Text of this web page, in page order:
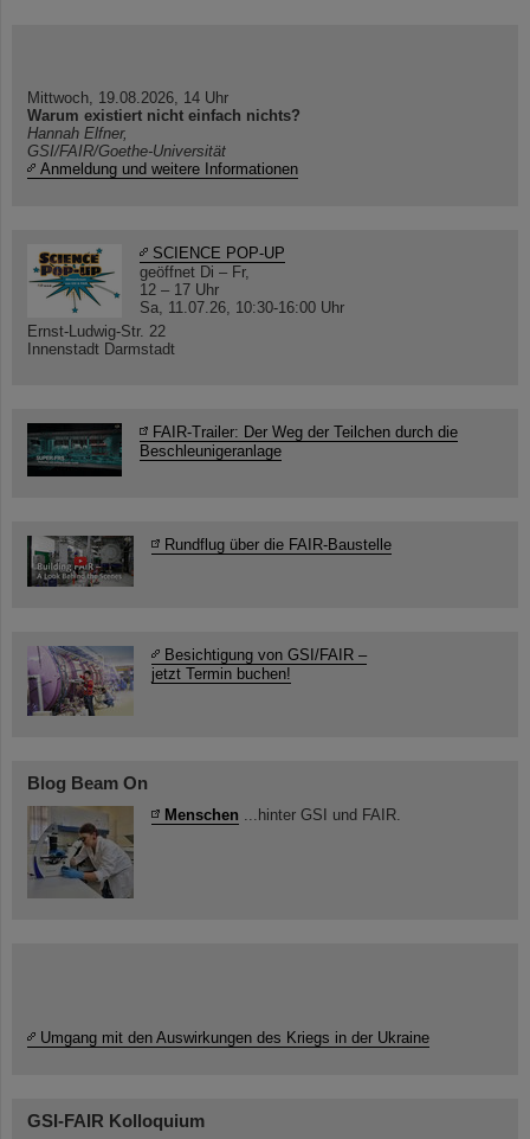
Mittwoch, 19.08.2026, 14 Uhr
Warum existiert nicht einfach nichts?
Hannah Elfner,
GSI/FAIR/Goethe-Universität
Anmeldung und weitere Informationen
SCIENCE POP-UP
geöffnet Di – Fr,
12 – 17 Uhr
Sa, 11.07.26, 10:30-16:00 Uhr
Ernst-Ludwig-Str. 22
Innenstadt Darmstadt
FAIR-Trailer: Der Weg der Teilchen durch die
Beschleunigeranlage
Rundflug über die FAIR-Baustelle
Besichtigung von GSI/FAIR –
jetzt Termin buchen!
Blog Beam On
Menschen ...hinter GSI und FAIR.
Umgang mit den Auswirkungen des Kriegs in der Ukraine
GSI-FAIR Kolloquium